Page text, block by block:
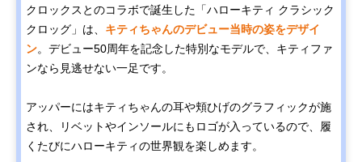
クロックスとのコラボで誕生した「ハローキティ クラシック
クロッグ」は、 キティちゃんのデビュー当時の姿をデザイ
ン。デビュー50周年を記念した特別なモデルで、キティファ
ンなら見逃せない一足です。
アッパーにはキティちゃんの耳や頬ひげのグラフィックが施
され、リベットやインソールにもロゴが入っているので、履
くたびにハローキティの世界観を楽しめます。